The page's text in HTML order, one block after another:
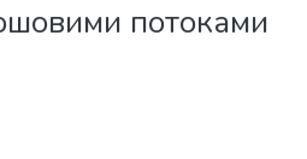
потоками